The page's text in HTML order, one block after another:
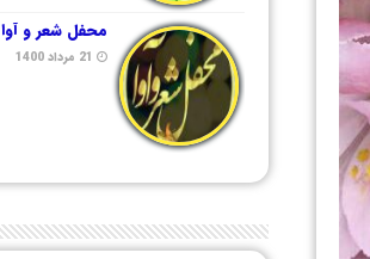
محفل شعر و آوا
21 مرداد 1400